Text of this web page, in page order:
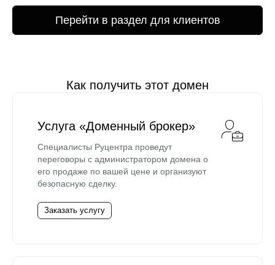
Перейти в раздел для клиентов
Как получить этот домен
Услуга «Доменный брокер»
Специалисты Руцентра проведут
переговоры с администратором домена о
его продаже по вашей цене и организуют
безопасную сделку.
Заказать услугу